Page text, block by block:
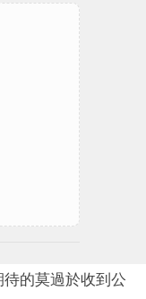
的莫過於收到公